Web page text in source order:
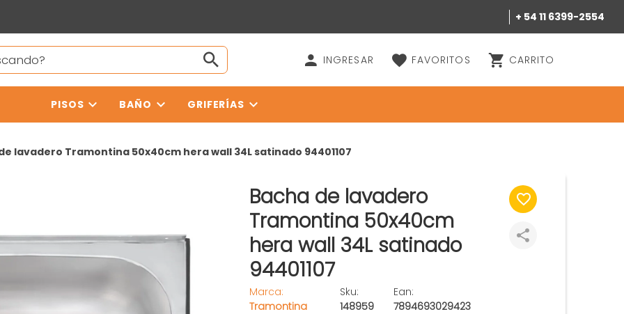
+ 54 11 6399-2554
INGRESAR FAVORITOS CARRITO
PISOS BAÑO GRIFERÍAS
lavadero Tramontina 50x40cm hera wall 34L satinado 94401107
Bacha de lavadero
Tramontina 50x40cm
hera wall 34L satinado
94401107
Marca:
Tramontina
Sku:
148959
Ean:
7894693029423